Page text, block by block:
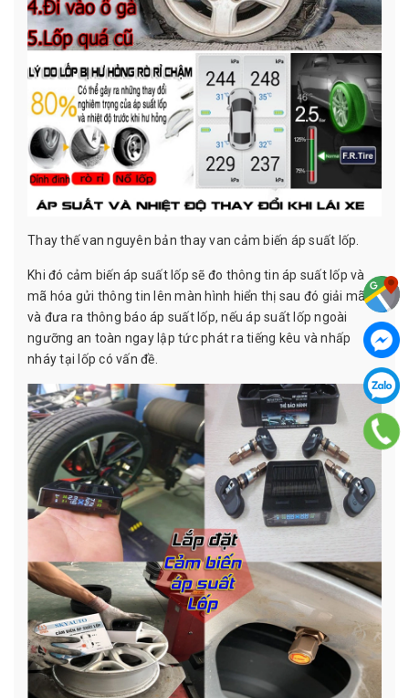
Thay thế van nguyên bản thay van cảm biến áp suất lốp.
Khi đó cảm biến áp suất lốp sẽ đo thông tin áp suất lốp và
mã hóa gửi thông tin lên màn hình hiển thị sau đó giải mã
và đưa ra thông báo áp suất lốp, nếu áp suất lốp ngoài
ngưỡng an toàn ngay lập tức phát ra tiếng kêu và nhấp
nháy tại lốp có vấn đề.